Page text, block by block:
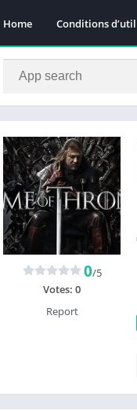
Home Conditions
0/5
Votes: 0
Report